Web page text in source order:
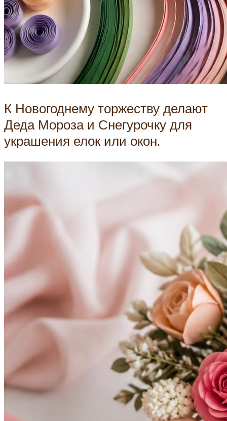
К Новогоднему торжеству делают
Деда Мороза и Снегурочку для
украшения елок или окон.